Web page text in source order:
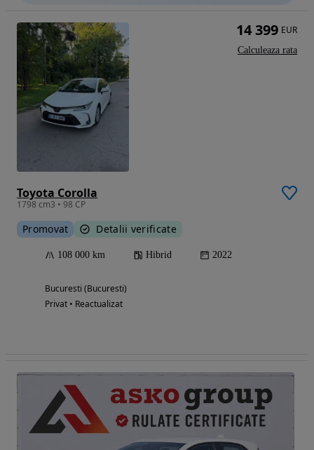
Toyota Corolla
1798 cm3 • 98 CP
Promovat Detalii verificate
108 000 km Hibrid 2022
Bucuresti (Bucuresti)
Privat • Reactualizat
14 399 EUR
Calculeaza rata